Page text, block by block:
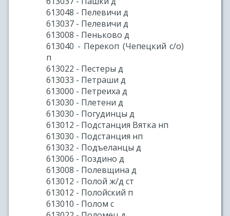
613048 - Пелевичи д
613037 - Пелевичи д
613008 - Пеньково д
613040 - Перекоп (Чепецкий с/о)
п
613022 - Пестеры д
613033 - Петраши д
613000 - Петреиха д
613030 - Плетени д
613030 - Погудинцы д
613012 - Подстанция Вятка нп
613030 - Подстанция нп
613032 - Подъеланцы д
613006 - Поздино д
613008 - Полевщина д
613012 - Полой ж/д ст
613012 - Полойский п
613010 - Полом с